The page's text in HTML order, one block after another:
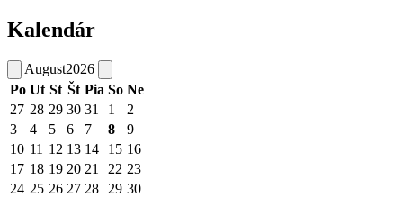
Kalendár
August2026
Po Ut St Št Pia So Ne
27 28 29 30 31 1
2
3
4 5 6 7 8
9
10 11 12 13 14 15 16
17 18 19 20 21 22 23
24 25 26 27 28 29 30